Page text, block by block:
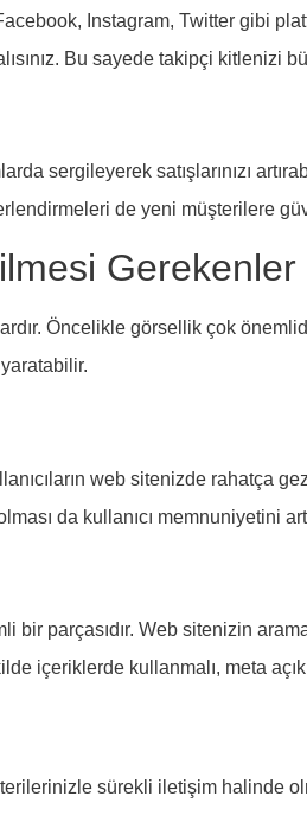
Instagram, Twitter gibi
Bu sayede takipçi kitlenizi
sergileyerek satışlarınızı
de yeni müşterilere
Gerekenler
Öncelikle görsellik çok
web sitenizde rahatça
da kullanıcı memnuniyetini
parçasıdır. Web sitenizin
içeriklerde kullanmalı, meta
sürekli iletişim halinde